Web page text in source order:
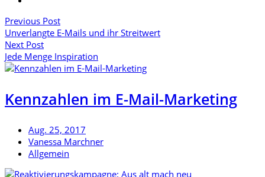
Previous Post
Unverlangte E-Mails und ihr Streitwert
Next Post
Jede Menge Inspiration
Kennzahlen im E-Mail-Marketing
Aug. 25, 2017
Vanessa Marchner
Allgemein